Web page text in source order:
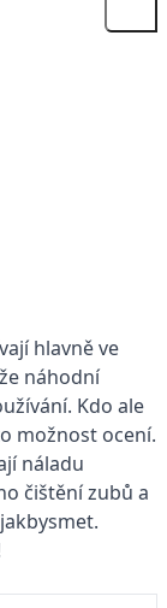
hlavně ve
náhodní
Kdo ale
možnost ocení.
náladu
čištění zubů a